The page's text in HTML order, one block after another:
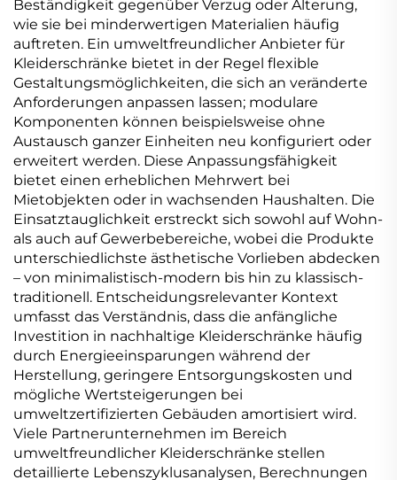
Beständigkeit gegenüber Verzug oder Alterung,
wie sie bei minderwertigen Materialien häufig
auftreten. Ein umweltfreundlicher Anbieter für
Kleiderschränke bietet in der Regel flexible
Gestaltungsmöglichkeiten, die sich an veränderte
Anforderungen anpassen lassen; modulare
Komponenten können beispielsweise ohne
Austausch ganzer Einheiten neu konfiguriert oder
erweitert werden. Diese Anpassungsfähigkeit
bietet einen erheblichen Mehrwert bei
Mietobjekten oder in wachsenden Haushalten. Die
Einsatztauglichkeit erstreckt sich sowohl auf Wohn-
als auch auf Gewerbebereiche, wobei die Produkte
unterschiedlichste ästhetische Vorlieben abdecken
– von minimalistisch-modern bis hin zu klassisch-
traditionell. Entscheidungsrelevanter Kontext
umfasst das Verständnis, dass die anfängliche
Investition in nachhaltige Kleiderschränke häufig
durch Energieeinsparungen während der
Herstellung, geringere Entsorgungskosten und
mögliche Wertsteigerungen bei
umweltzertifizierten Gebäuden amortisiert wird.
Viele Partnerunternehmen im Bereich
umweltfreundlicher Kleiderschränke stellen
detaillierte Lebenszyklusanalysen, Berechnungen